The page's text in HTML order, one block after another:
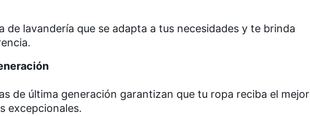
de lavandería que se adapta a tus necesidades y te brinda
de última generación garantizan que tu ropa reciba el mejor
excepcionales.